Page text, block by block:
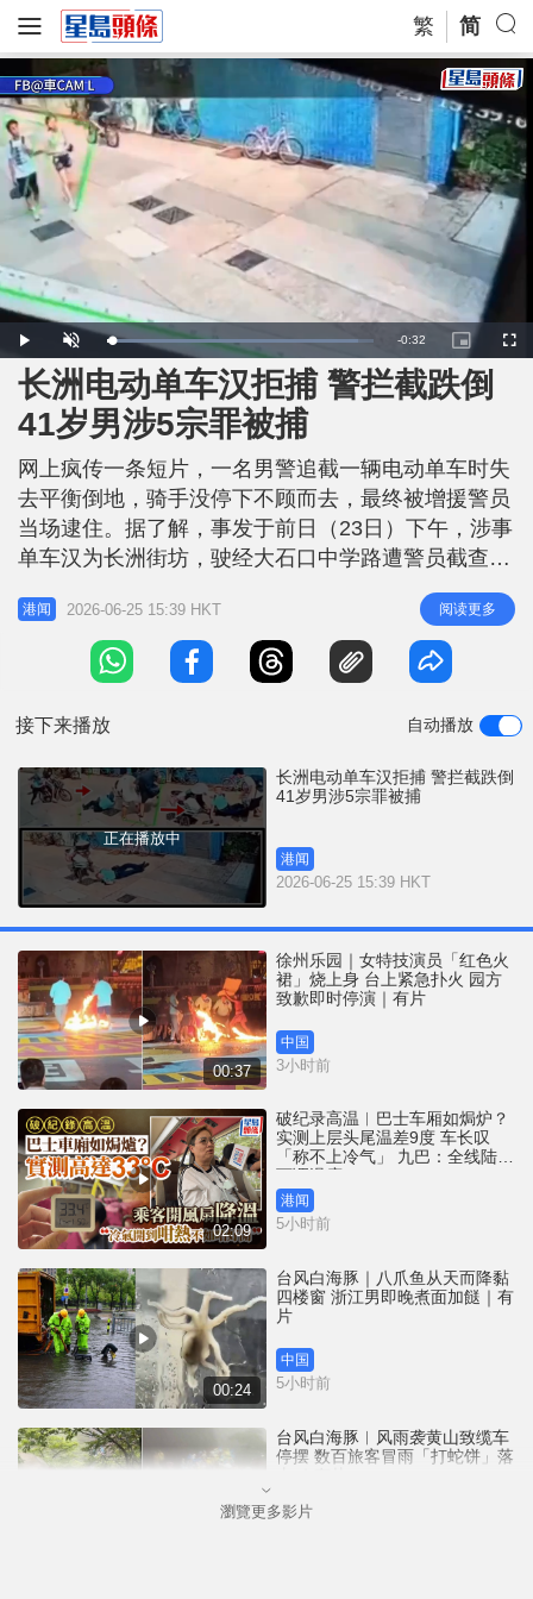
繁 简
P
l
a
y
U
n
m
u
e
L
o
a
d
e
:
9
2
6
%
R
e
i
i
e
-0:32
P
i
t
-
P
i
c
t
e
F
u
长洲电动单车汉拒捕 警拦截跌倒
41岁男涉5宗罪被捕
网上疯传一条短片，一名男警追截一辆电动单车时失
去平衡倒地，骑手没停下不顾而去，最终被增援警员
当场逮住。据了解，事发于前日（23日）下午，涉事
单车汉为长洲街坊，驶经大石口中学路遭警员截查，
因拒捕上演惊险一幕。 片段显示前日下午3时许，在
中学路球场附近，当时有途人行经，一辆电动单车高
速狂飙，一名军装男警从后追截，两名穿便服的男子
合力包抄，单车汉拒捕加快，男警顿时失去平衡，跌
港闻 2026-06-25 15:39 HKT 阅读更多
接下来播放 自动播放
正在播放中
长洲电动单车汉拒捕 警拦截跌倒
41岁男涉5宗罪被捕
港闻
2026-06-25 15:39 HKT
00:37
徐州乐园｜女特技演员「红色火
裙」烧上身 台上紧急扑火 园方
致歉即时停演｜有片
中国
3小时前
02:09
破纪录高温︱巴士车厢如焗炉？
实测上层头尾温差9度 车长叹
「称不上冷气」 九巴：全线陆续
下调温度
港闻
5小时前
00:24
台风白海豚｜八爪鱼从天而降黏
四楼窗 浙江男即晚煮面加餸｜有
片
中国
5小时前
台风白海豚︱风雨袭黄山致缆车
停摆 数百旅客冒雨「打蛇饼」落
中国
瀏覽更多影片